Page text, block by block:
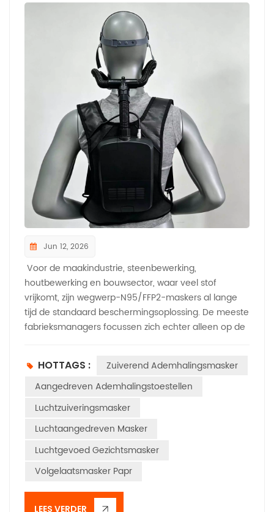
Jun 12, 2026
Voor de maakindustrie, steenbewerking,
houtbewerking en bouwsector, waar veel stof
vrijkomt, zijn wegwerp-N95/FFP2-maskers al lange
tijd de standaard beschermingsoplossing. De meeste
fabrieksmanagers focussen zich echter alleen op de
omgevingen met een hoge stofconcentratie raken
standaard wegwerpmaskers binnen 30 tot 60
minuten snel verstopt, waardoor ze gedurende de
werkdag regelmatig vervangen moeten worden. Het
frequent wisselen van maskers onderbreekt de
productiecontinuïteit, vermindert de effectieve
werktijd en leidt tot onnodige stilstand. Bovendien
ontstaat er na verstopping een hoge
ademweerstand, waardoor werknemers hun
maskers stiekem afdoen. Dit verhoogt de risico's voor
HOTTAGS :
Zuiverend Ademhalingsmasker
Aangedreven Ademhalingstoestellen
Luchtzuiveringsmasker
Luchtaangedreven Masker
Luchtgevoed Gezichtsmasker
Volgelaatsmasker Papr
LEES VERDER